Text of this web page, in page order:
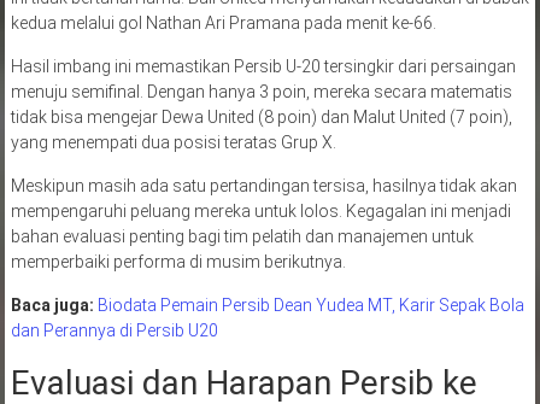
kedua melalui gol Nathan Ari Pramana pada menit ke-66.
Hasil imbang ini memastikan Persib U-20 tersingkir dari persaingan
menuju semifinal. Dengan hanya 3 poin, mereka secara matematis
tidak bisa mengejar Dewa United (8 poin) dan Malut United (7 poin),
yang menempati dua posisi teratas Grup X.
Meskipun masih ada satu pertandingan tersisa, hasilnya tidak akan
mempengaruhi peluang mereka untuk lolos. Kegagalan ini menjadi
bahan evaluasi penting bagi tim pelatih dan manajemen untuk
memperbaiki performa di musim berikutnya.
Baca juga: Biodata Pemain Persib Dean Yudea MT, Karir Sepak Bola
dan Perannya di Persib U20
Evaluasi dan Harapan Persib ke